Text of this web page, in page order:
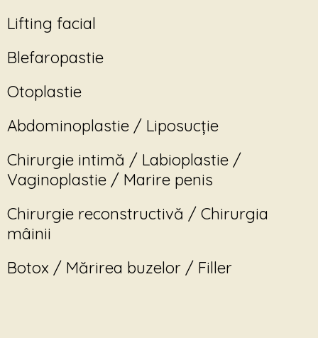
Lifting facial
Blefaropastie
Otoplastie
Abdominoplastie / Liposucție
Chirurgie intimă / Labioplastie /
Vaginoplastie / Marire penis
Chirurgie reconstructivă / Chirurgia
mâinii
Botox / Mărirea buzelor / Filler